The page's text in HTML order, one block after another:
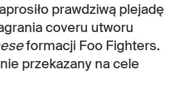
prawdziwą plejadę
coveru utworu
formacji Foo Fighters.
przekazany na cele